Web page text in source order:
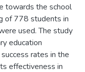
towards the school
of 778 students in
used. The study
education
rates in the
effectiveness in